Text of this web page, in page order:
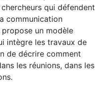
qui défendent
communication
propose un modèle
intègre les travaux de
de décrire comment
les réunions, dans les